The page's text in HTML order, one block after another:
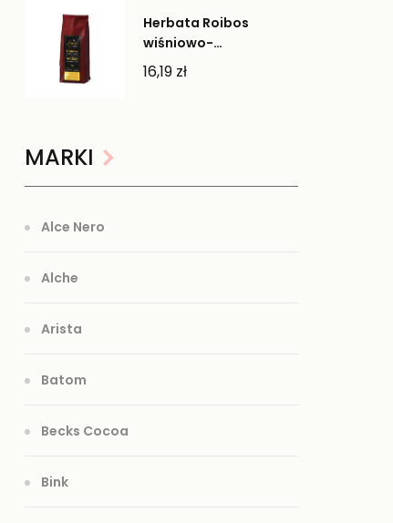
Herbata Roibos
wiśniowo-
pomarańczowa -
Cherry Gifts
16,19 zł
MARKI
Alce Nero
Alche
Arista
Batom
Becks Cocoa
Bink